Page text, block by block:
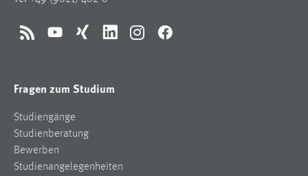
RSS YouTubeXing LinkedInInstagramFacebook
Fragen zum Studium
Studiengänge
Studienberatung
Bewerben
Studienangelegenheiten